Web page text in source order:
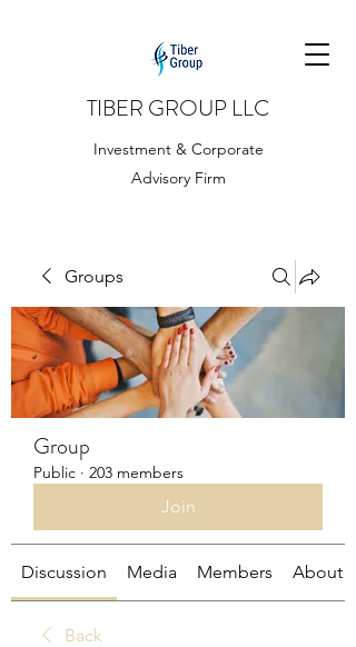
TIBER GROUP LLC
Investment & Corporate
Advisory Firm
Groups
Group
Public · 203 members
Join
Discussion Media Members About
Back